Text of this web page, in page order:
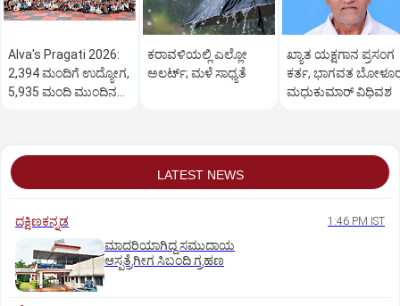
Alva's Pragati 2026:
2,394 ಮಂದಿಗೆ ಉದ್ಯೋಗ,
5,935 ಮಂದಿ ಮುಂದಿನ
ಕರಾವಳಿಯಲ್ಲಿ ಎಲ್ಲೋ
ಅಲರ್ಟ್‌; ಮಳೆ ಸಾಧ್ಯತೆ
ಖ್ಯಾತ ಯಕ್ಷಗಾನ ಪ್ರಸಂಗ
ಕರ್ತ, ಭಾಗವತ
ಮಧುಕುಮಾರ್ ವಿಧಿವಶ
LATEST NEWS
ದಕ್ಷಿಣಕನ್ನಡ 1:46 PM IST
ಮಾದರಿಯಾಗಿದ್ದ ಸಮುದಾಯ
ಆಸ್ಪತ್ರೆಗೀಗ ಸಿಬಂದಿ ಗ್ರಹಣ